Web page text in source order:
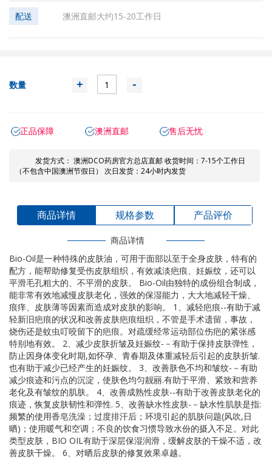
配送 澳洲直邮大约15-20工作日
数量 + -
正品保障 澳洲直邮 售后无忧
发货方式： 澳洲DCO药房官方总店直邮 收货时间：7-15个工作日
（不包含中国澳洲节假日） 次日发货：24小时内发货
商品详情
商品详情
Bio-Oil是一种特殊的皮肤油，可用于面部以至于全身皮肤，特有的
配方，能帮助修复受伤皮肤组织，有效减淡疤痕、妊娠纹，还可以
平滑毛孔粗大的、不平滑的皮肤。 Bio-Oil由独特的成份组合制成，
能非常有效地减慢皮肤老化，强效的保湿能力，大大地减轻干燥、
痕痒、皮肤薄等因素而造成对皮肤的影响。 1、减轻疤痕--有助于减
轻新旧疤痕的状况和改善皮肤疤痕组织，不管是手术遗留，事故，
烧伤还是蚊虫叮咬留下的疤痕。对疏缓经常运动部位伤疤的紧张感
特别地有效。 2、减少皮肤折皱及妊娠纹-－有助于保持皮肤弹性，
防止因身体变化时期,如怀孕、青春期及体重减轻后引起的皮肤折皱.
也有助于减少已经产生的妊娠纹。 3、改善肤色不均和皱纹-－有助
减少痕迹和污点的沉淀，使肤色均匀靓丽.有助于平滑、紧致和营养
老化及有皱纹的肌肤。 4、改善成熟性皮肤--有助于改善皮肤老化的
痕迹，恢复皮肤韧性和弹性. 5、改善缺水性皮肤-－缺水性肌肤是指:
频繁的使用香皂洗澡；过度排汗后；环境引起的肌肤问题(风吹,日
晒)；使用暖气和空调；不良的饮食习惯导致水份的摄入不足。对此
类型皮肤，BIO OIL有助于深层保湿润滑，缓解皮肤的干燥不适，改
善皮肤干燥。 6、对晒后皮肤的修复效果卓越。
规格参数 产品评价